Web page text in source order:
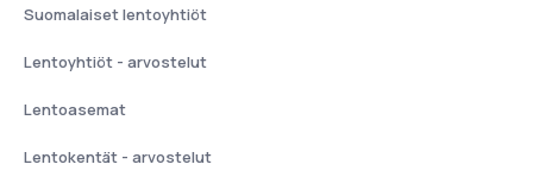
Suomalaiset lentoyhtiöt
Lentoyhtiöt - arvostelut
Lentoasemat
Lentokentät - arvostelut